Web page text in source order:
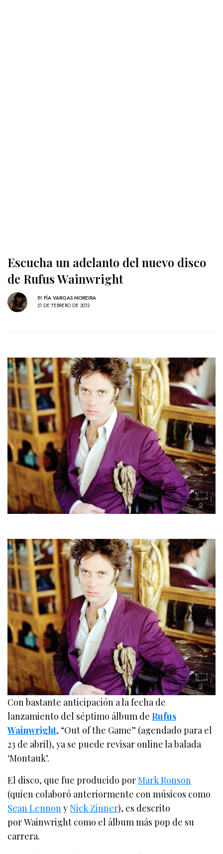
Escucha un adelanto del nuevo disco
de Rufus Wainwright
BY PÍA VARGAS MOREIRA
21 DE FEBRERO DE 2012
Con bastante anticipación a la fecha de
lanzamiento del séptimo álbum deRufus
Wainwright, “Out of the Game” (agendado para el
23 de abril), ya se puede revisar online la balada
‘Montauk’.
El disco, que fue producido porMark Ronson
(quien colaboró anteriormente con músicos como
Sean LennonyNick Zinner), es descrito
por Wainwright como el álbum más pop de su
carrera.